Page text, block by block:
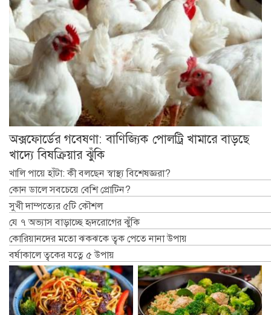
অক্সফোর্ডের গবেষণা: বাণিজ্যিক পোলট্রি খামারে বাড়ছে
খাদ্যে বিষক্রিয়ার ঝুঁকি
খালি পায়ে হাঁটা: কী বলছেন স্বাস্থ্য বিশেষজ্ঞরা?
কোন ডালে সবচেয়ে বেশি প্রোটিন?
সুখী দাম্পত্যের ৫টি কৌশল
যে ৭ অভ্যাস বাড়াচ্ছে হৃদরোগের ঝুঁকি
কোরিয়ানদের মতো ঝকঝকে ত্বক পেতে নানা উপায়
বর্ষাকালে ত্বকের যত্নে ৫ উপায়